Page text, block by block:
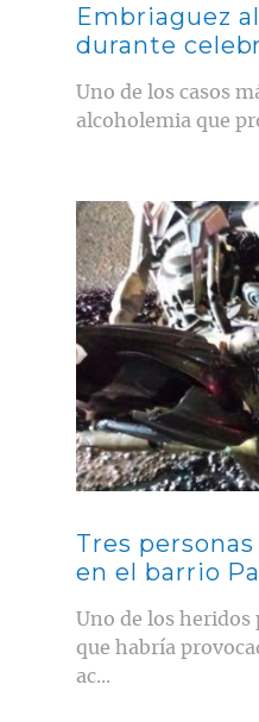
Embriaguez
durante
Uno de los casos
alcoholemia que
Contenido multimedia
Tres
en el barrio
Uno de los heridos
que habría
ac...